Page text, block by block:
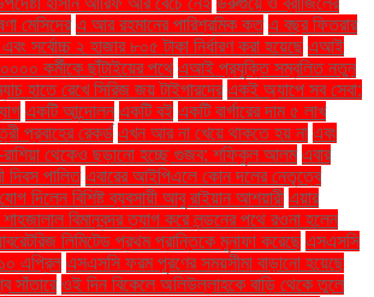
মেসিদের এ আর রহমানের পারিশ্রমিক কত এ বছর ফিতরার
সর্বোচ্চ ২ হাজার ৮০৫ টাকা নির্ধারণ করা হয়েছে এআই
কর্মীকে ছাঁটাইয়ের পথে এআই প্রযুক্তি সম্বলিত নতুন
হাতে রেখে সিরিজ জয় টাইগারদের একই অ্যাপে সব সেবা:
একটি আন্দোলন একটি বই একটি বার্গারের দাম ৫ লাখ
প্রবাহের রেকর্ড এখন আর না খেয়ে থাকতে হয় না এবং
রাশিয়া থেকেও ছড়ানো হচ্ছে গুজব: শফিকুল আলম এবার
দিবস পালিত এবারের আইপিএলে কোন দলের নেতৃত্বে
যোগ দিলেন বিশিষ্ট ব্যবসায়ী আবু রাইয়ান আশয়ারী এয়ার
বিমানবন্দর ত্যাগ করে লন্ডনের পথে রওনা হলেন
লিমিটেড প্রথম প্রান্তিকে মুনাফা করেছে এসএসসি
এপ্রিল এসএসসি ফরম পূরণের সময়সীমা বাড়ানো হয়েছে
সাঁতারে ওই দিন বিকেলে অলিউল্লাহকে বাড়ি থেকে তুলে